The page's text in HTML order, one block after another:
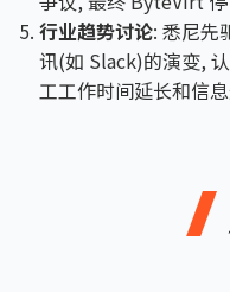
行业趋势讨论: 悉尼先
讯(如 Slack)的演变,
工工作时间延长和信